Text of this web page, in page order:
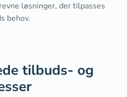
løsninger, der tilpasses
behov.
tilbuds- og